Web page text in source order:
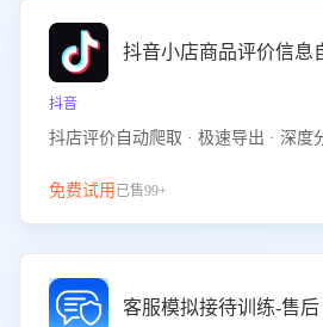
抖音小店商品评价信息
抖音
抖店评价自动爬取 · 极速导出 · 深度
免费试用 已售99+
客服模拟接待训练-售后